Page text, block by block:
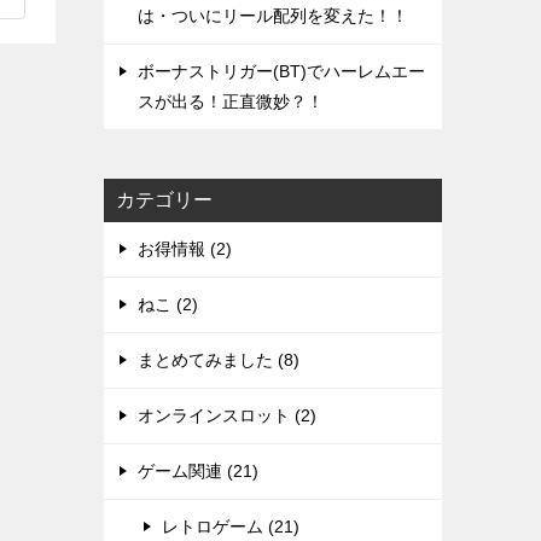
は・ついにリール配列を変えた！！
ボーナストリガー(BT)でハーレムエー
スが出る！正直微妙？！
カテゴリー
お得情報 (2)
ねこ (2)
まとめてみました (8)
オンラインスロット (2)
ゲーム関連 (21)
レトロゲーム (21)